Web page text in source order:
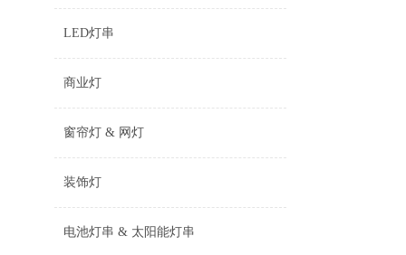
LED灯串
商业灯
窗帘灯 & 网灯
装饰灯
电池灯串 & 太阳能灯串